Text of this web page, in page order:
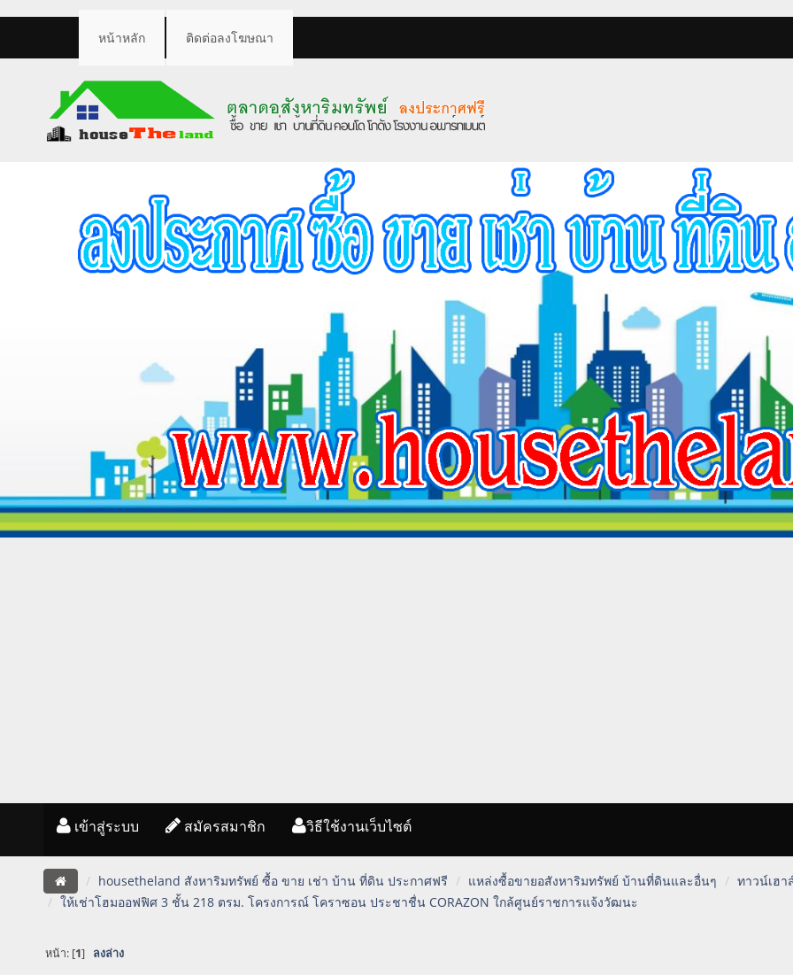
หน้าหลัก ติดต่อลงโฆษณา
เข้าสู่ระบบ สมัครสมาชิก วิธีใช้งานเว็บไซต์
housetheland สังหาริมทรัพย์ ซื้อ ขาย เช่า บ้าน ที่ดิน ประกาศฟรี แหล่งซื้อขายอสังหาริมทรัพย์ บ้านที่ดินและอื่นๆ
ทาวน์เฮ
ให้เช่าโฮมออฟฟิศ 3 ชั้น 218 ตรม. โครงการณ์ โคราซอน ประชาชื่น CORAZON ใกล้ศูนย์ราชการแจ้งวัฒนะ
หน้า: [1] ลงล่าง